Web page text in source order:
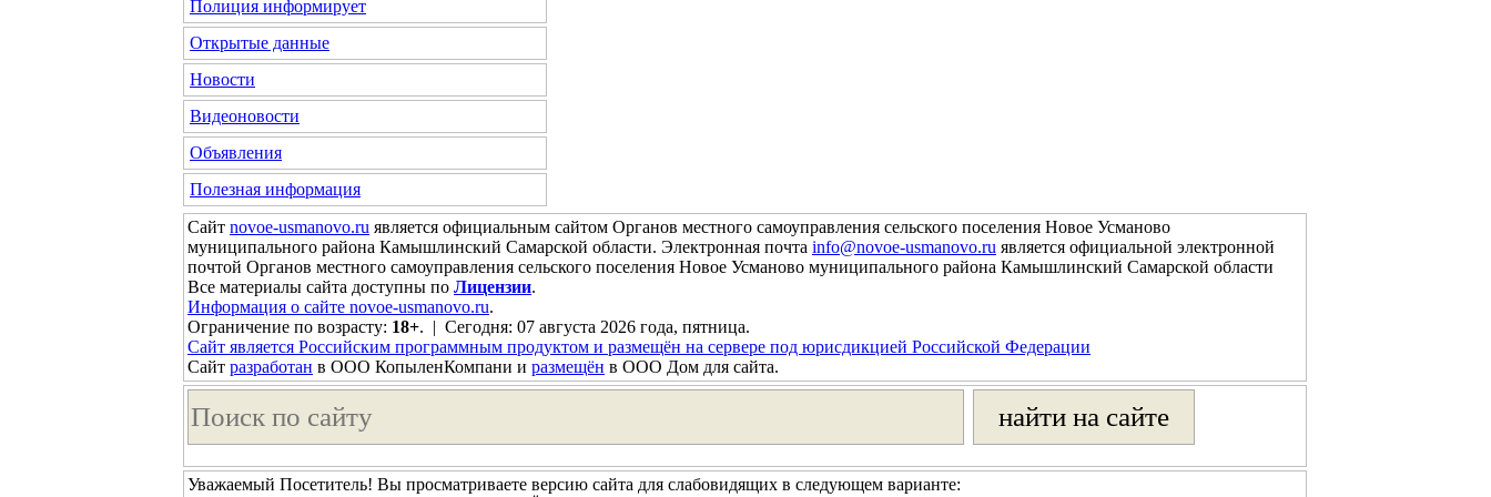
Полиция информирует
Открытые данные
Новости
Видеоновости
Объявления
Полезная информация
Сайт novoe-usmanovo.ru является официальным сайтом Органов местного самоуправления сельского поселения Новое Усманово
муниципального района Камышлинский Самарской области. Электронная почта info@novoe-usmanovo.ru является официальной электронной
почтой Органов местного самоуправления сельского поселения Новое Усманово муниципального района Камышлинский Самарской области
Все материалы сайта доступны по Лицензии.
Информация о сайте novoe-usmanovo.ru.
Ограничение по возрасту: 18+. | Сегодня: 07 августа 2026 года, пятница.
Сайт является Российским программным продуктом и размещён на сервере под юрисдикцией Российской Федерации
Сайт разработан в ООО КопыленКомпани и размещён в ООО Дом для сайта.
Уважаемый Посетитель! Вы просматриваете версию сайта для слабовидящих в следующем варианте: